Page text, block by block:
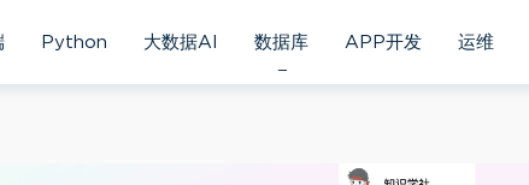
Python 大数据AI 数据库 APP开发 运维